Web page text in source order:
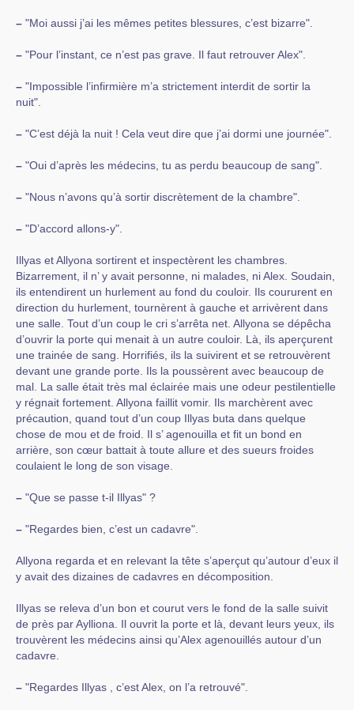
– "Moi aussi j’ai les mêmes petites blessures, c’est bizarre".
– "Pour l’instant, ce n’est pas grave. Il faut retrouver Alex".
– "Impossible l’infirmière m’a strictement interdit de sortir la
nuit".
– "C’est déjà la nuit ! Cela veut dire que j’ai dormi une journée".
– "Oui d’après les médecins, tu as perdu beaucoup de sang".
– "Nous n’avons qu’à sortir discrètement de la chambre".
– "D’accord allons-y".
Illyas et Allyona sortirent et inspectèrent les chambres.
Bizarrement, il n’ y avait personne, ni malades, ni Alex. Soudain,
ils entendirent un hurlement au fond du couloir. Ils coururent en
direction du hurlement, tournèrent à gauche et arrivèrent dans
une salle. Tout d’un coup le cri s’arrêta net. Allyona se dépêcha
d’ouvrir la porte qui menait à un autre couloir. Là, ils aperçurent
une trainée de sang. Horrifiés, ils la suivirent et se retrouvèrent
devant une grande porte. Ils la poussèrent avec beaucoup de
mal. La salle était très mal éclairée mais une odeur pestilentielle
y régnait fortement. Allyona faillit vomir. Ils marchèrent avec
précaution, quand tout d’un coup Illyas buta dans quelque
chose de mou et de froid. Il s’ agenouilla et fit un bond en
arrière, son cœur battait à toute allure et des sueurs froides
coulaient le long de son visage.
– "Que se passe t-il Illyas" ?
– "Regardes bien, c’est un cadavre".
Allyona regarda et en relevant la tête s’aperçut qu’autour d’eux il
y avait des dizaines de cadavres en décomposition.
Illyas se releva d’un bon et courut vers le fond de la salle suivit
de près par Aylliona. Il ouvrit la porte et là, devant leurs yeux, ils
trouvèrent les médecins ainsi qu’Alex agenouillés autour d’un
cadavre.
– "Regardes Illyas , c’est Alex, on l’a retrouvé".